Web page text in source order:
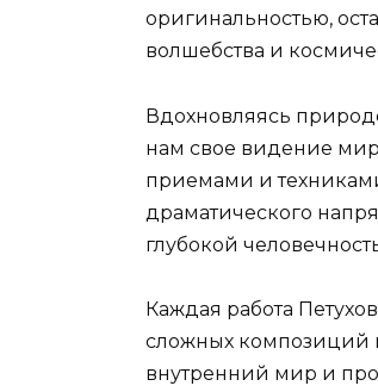
оригинальностью,
волшебства и
Вдохновляясь
нам свое видение
приемами и
драматического
глубокой
Каждая работа
сложных композиций
внутренний мир и